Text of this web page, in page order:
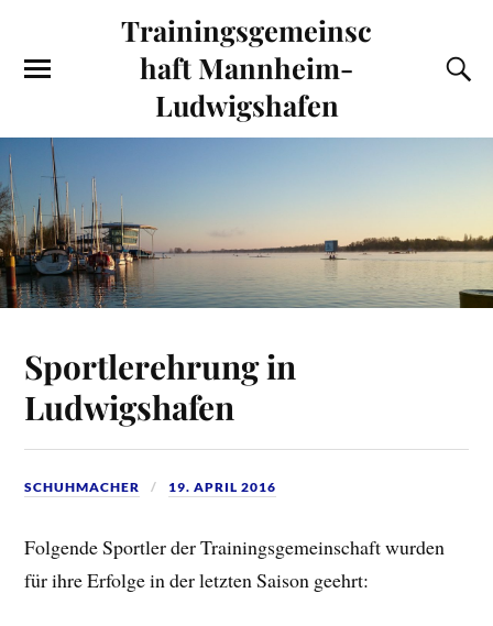
Trainingsgemeinsc
haft Mannheim-
Ludwigshafen
Sportlerehrung in
Ludwigshafen
SCHUHMACHER 19. APRIL 2016
Folgende Sportler der Trainingsgemeinschaft wurden
für ihre Erfolge in der letzten Saison geehrt: